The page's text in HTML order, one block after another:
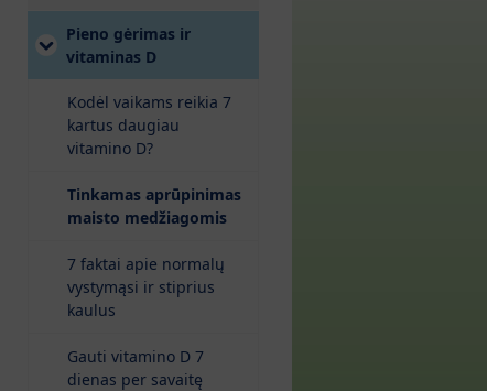
Pieno gėrimas ir
vitaminas D
Kodėl vaikams reikia 7
kartus daugiau
vitamino D?
Tinkamas aprūpinimas
maisto medžiagomis(current)
7 faktai apie normalų
vystymąsi ir stiprius
kaulus
Gauti vitamino D 7
dienas per savaitę